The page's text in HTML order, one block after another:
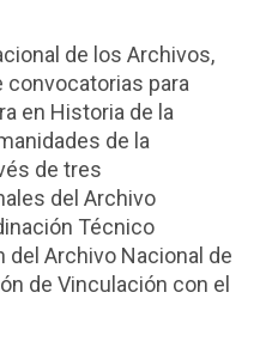
Funcionarios
de los Archivos,
convocatorias para
en Historia de la
de la
de tres
del Archivo
Técnico
del Archivo Nacional de
de Vinculación con el